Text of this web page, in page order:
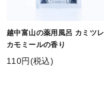
越中富山の薬用風呂 カミツレ
カモミールの香り
110円(税込)